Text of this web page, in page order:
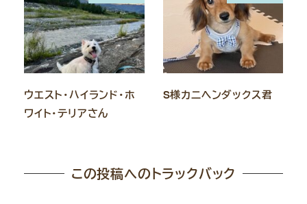
ウエスト・ハイランド・ホ
ワイト・テリアさん
S様カニヘンダックス君
この投稿へのトラックバック